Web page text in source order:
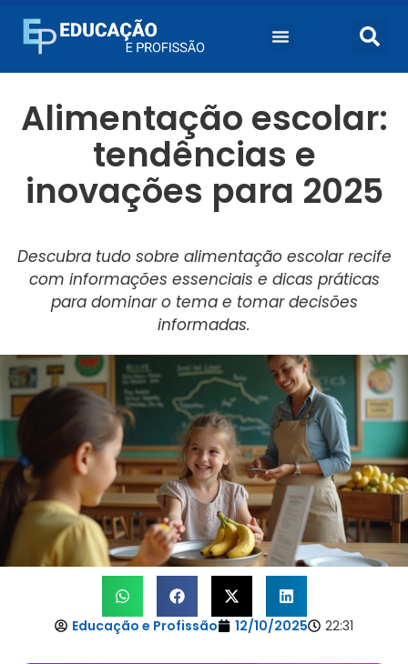
Alimentação escolar:
tendências e
inovações para 2025
Descubra tudo sobre alimentação escolar recife
com informações essenciais e dicas práticas
para dominar o tema e tomar decisões
informadas.
Educação e Profissão 12/10/2025 22:31